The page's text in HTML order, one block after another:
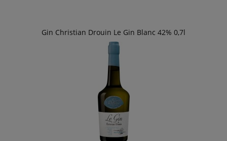
Gin Christian Drouin Le Gin Blanc 42% 0,7l